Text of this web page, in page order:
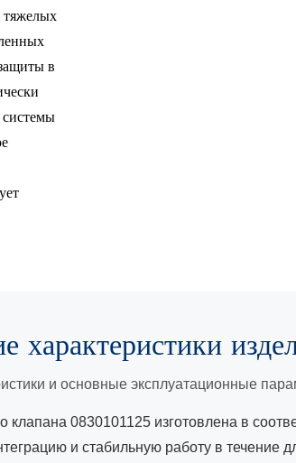
тяжелых
в
системы
характеристики
и основные эксплуатационные
клапана 0830101125 изготовлена ​​в
и стабильную работу в течение